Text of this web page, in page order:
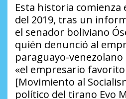
Esta historia
del 2019, tras un
el senador boliviano
quién denunció al
paraguayo-venezolano
«el empresario favorito
[Movimiento al
político del tirano Evo